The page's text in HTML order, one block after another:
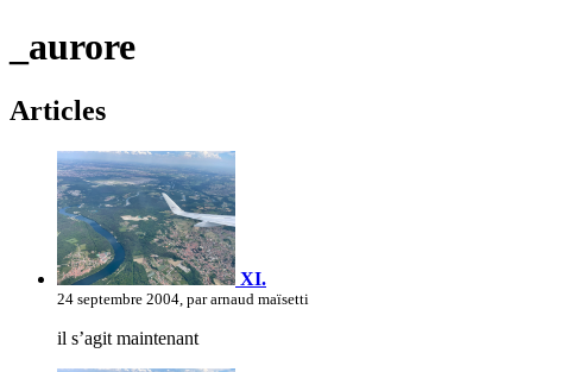
_aurore
Articles
XI.
24 septembre 2004, par arnaud maïsetti
il s’agit maintenant